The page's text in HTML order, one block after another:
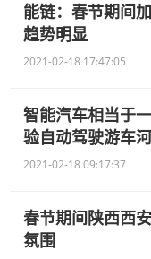
能链：春节期间
趋势明显
2021-02-18 17:47:05
智能汽车相当于
验自动驾驶游车河
2021-02-18 09:17:37
春节期间陕西西
氛围